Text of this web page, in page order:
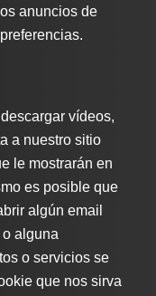
anuncios de
vídeos,
a nuestro sitio
le mostrarán en
es posible que
algún email
alguna
o servicios se
que nos sirva